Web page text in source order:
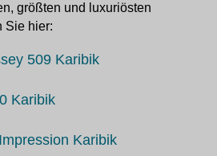
größten und luxuriösten
Sie hier:
509 Karibik
Karibik
Karibik